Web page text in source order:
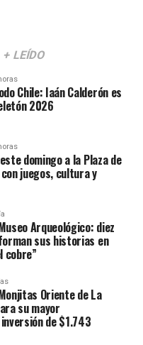
+ LEÍDO
Chile: Iaán Calderón es
2026
domingo a la Plaza de
juegos, cultura y
Arqueológico: diez
sus historias en
cobre”
Oriente de La
su mayor
de $1.743